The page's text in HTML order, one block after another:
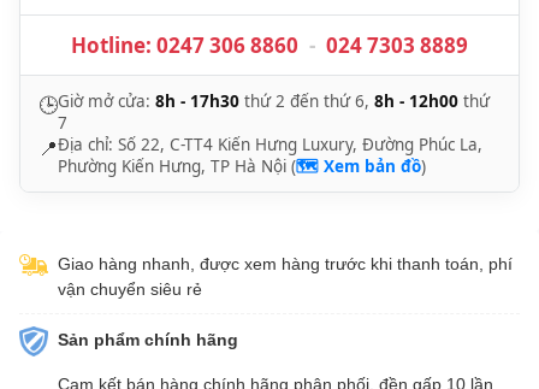
Hotline: 0247 306 8860 - 024 7303 8889
🕒Giờ mở cửa: 8h - 17h30 thứ 2 đến thứ 6, 8h - 12h00 thứ
7
📍Địa chỉ: Số 22, C-TT4 Kiến Hưng Luxury, Đường Phúc La,
Phường Kiến Hưng, TP Hà Nội (🗺️ Xem bản đồ)
Giao hàng nhanh, được xem hàng trước khi thanh toán, phí
vận chuyển siêu rẻ
Sản phẩm chính hãng
Cam kết bán hàng chính hãng phân phối, đền gấp 10 lần